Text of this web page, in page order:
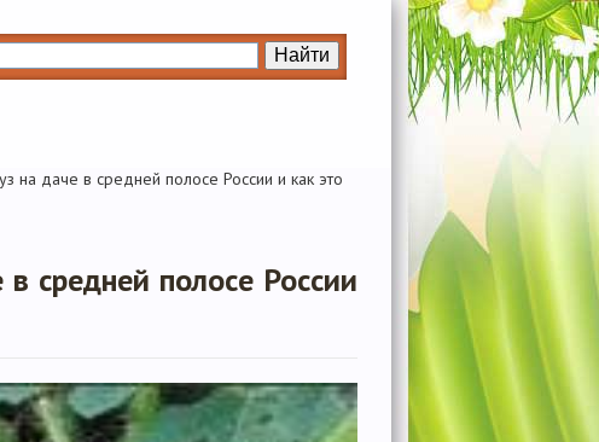
на даче в средней полосе России и как это
средней полосе России